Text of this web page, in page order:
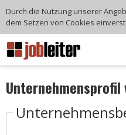
Unternehmensprofil
Durch die Nutzung unserer
dem Setzen von Cookies